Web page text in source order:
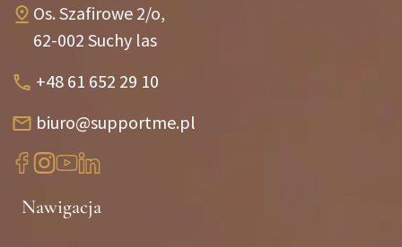
Os. Szafirowe 2/o,
62-002 Suchy las
+48 61 652 29 10
biuro@supportme.pl
Nawigacja